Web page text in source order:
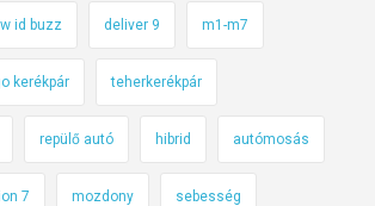
id buzz deliver 9 m1-m7
kerékpár teherkerékpár
repülő autó hibrid autómosás
7 mozdony sebesség